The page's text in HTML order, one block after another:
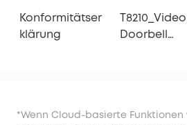
Konformitätser
Klärung
T8210_Video
Doorbell
*Wenn Cloud-basierte